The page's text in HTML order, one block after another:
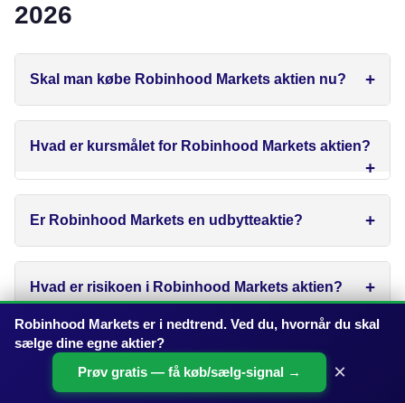
2026
Skal man købe Robinhood Markets aktien nu?
Hvad er kursmålet for Robinhood Markets aktien?
Er Robinhood Markets en udbytteaktie?
Hvad er risikoen i Robinhood Markets aktien?
Er Robinhood Markets overvurderet — er den
blevet for dyr?
Robinhood Markets er i nedtrend. Ved du, hvornår du skal
sælge dine egne aktier?
Prøv gratis — få køb/sælg-signal →
×